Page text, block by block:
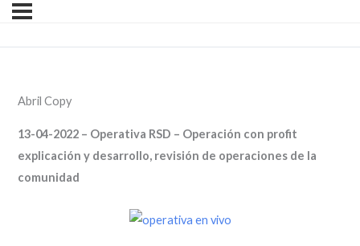
Abril Copy
13-04-2022 – Operativa RSD – Operación con profit
explicación y desarrollo, revisión de operaciones de la
comunidad